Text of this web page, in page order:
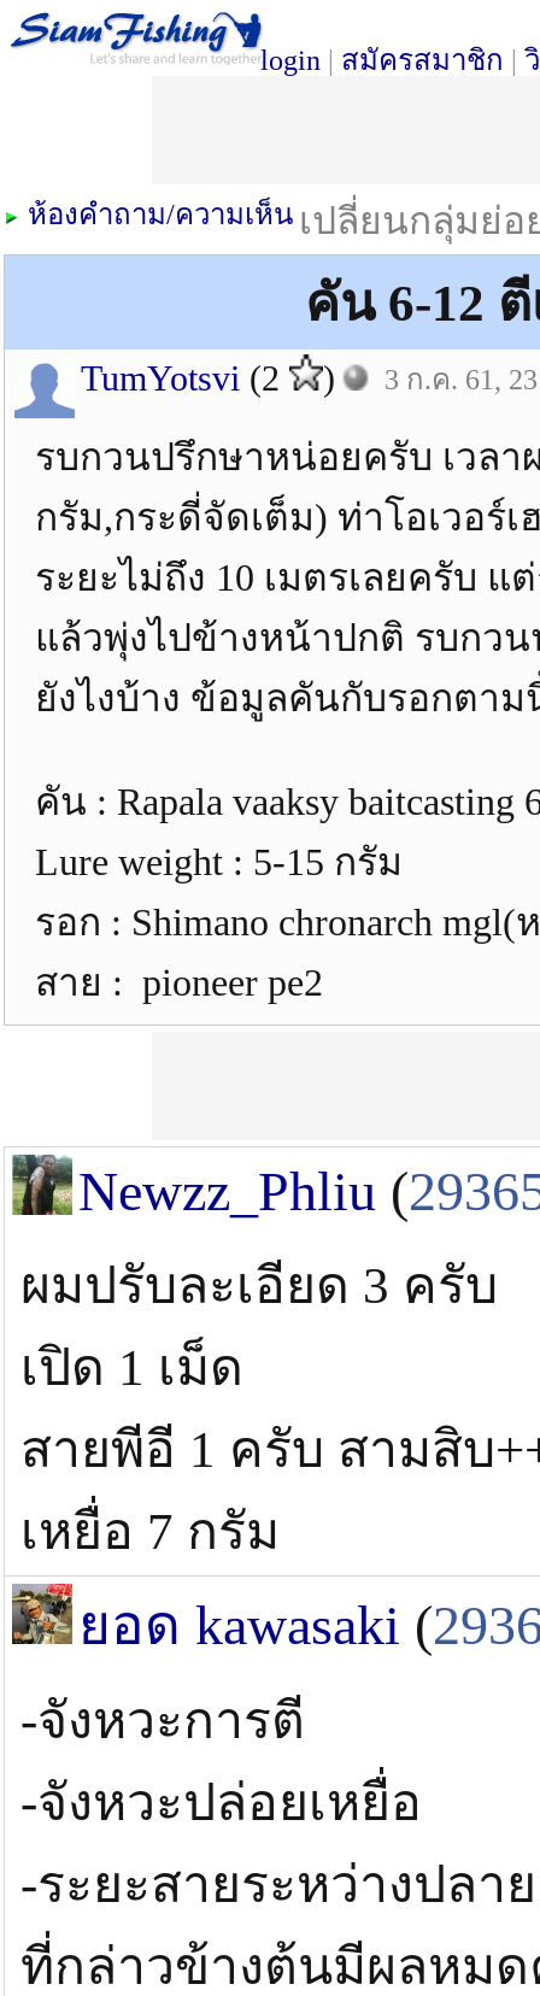
login | สมัครสมาชิก |
เปลี่ยนกลุ่มย่
ห้องคำถาม/ความเห็น
คัน 6-12
TumYotsvi (2 ) 3 ก.ค. 61,
รบกวนปรึกษาหน่อยครับ เวลา
กรัม,กระดี่จัดเต็ม) ท่าโอเวอร์
ระยะไม่ถึง 10 เมตรเลยครับ
แล้วพุ่งไปข้างหน้าปกติ รบกว
ยังไงบ้าง ข้อมูลคันกับรอกตาม
คัน : Rapala vaaksy baitcasting
Lure weight : 5-15 กรัม
รอก : Shimano chronarch
สาย : pioneer pe2
Newzz_Phliu (
ผมปรับละเอียด 3 ครับ
เปิด 1 เม็ด
สายพีอี 1 ครับ สามสิบ
เหยื่อ 7 กรัม
ยอด kawasaki (
-จังหวะการตี
-จังหวะปล่อยเหยื่อ
-ระยะสายระหว่างปลา
ที่กล่าวข้างต้นมีผลหม